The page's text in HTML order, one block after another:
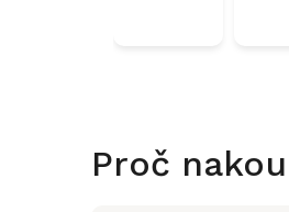
Proč